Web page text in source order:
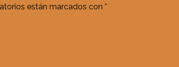
están marcados con *